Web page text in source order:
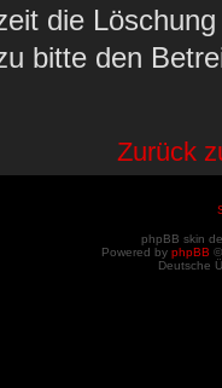
die
bitte den
Zurück
phpBB skin
Powered by phpBB
Deutsche